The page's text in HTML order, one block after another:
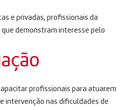
e privadas, profissionais da
demonstram interesse pelo
profissionais para atuarem
intervenção nas dificuldades de